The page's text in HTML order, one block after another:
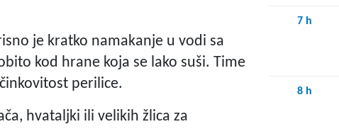
je kratko namakanje u vodi sa
kod hrane koja se lako suši. Time
perilice.
hvataljki ili velikih žlica za
7 h
8 h